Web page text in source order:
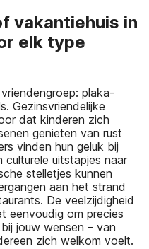
vakantiehuis in
elk type
plaka-
Gezinsvriendelijke
dat kinderen zich
genieten van rust
vinden hun geluk bij
uitstapjes naar
stelletjes kunnen
aan het strand
De veelzijdigheid
eenvoudig om precies
jouw wensen – van
zich welkom voelt.